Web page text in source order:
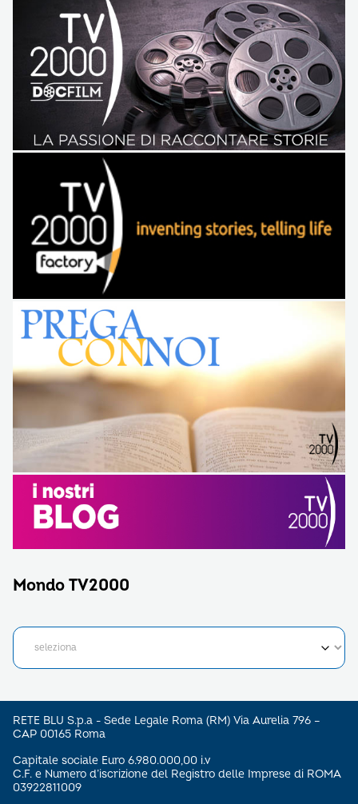
Mondo TV2000
RETE BLU S.p.a - Sede Legale Roma (RM) Via Aurelia 796 –
CAP 00165 Roma
Capitale sociale Euro 6.980.000,00 i.v
C.F. e Numero d’iscrizione del Registro delle Imprese di ROMA
03922811009